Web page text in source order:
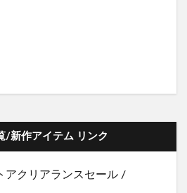
/新作アイテム リンク
アクリアランスセール /